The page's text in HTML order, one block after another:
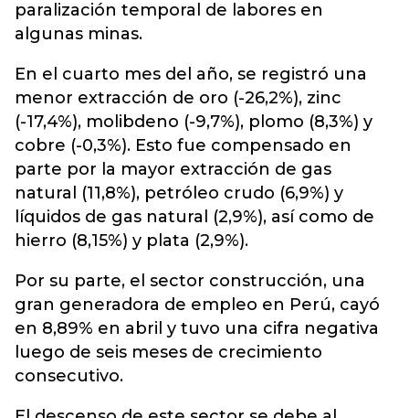
paralización temporal de labores en
algunas minas.
En el cuarto mes del año, se registró una
menor extracción de oro (-26,2%), zinc
(-17,4%), molibdeno (-9,7%), plomo (8,3%) y
cobre (-0,3%). Esto fue compensado en
parte por la mayor extracción de gas
natural (11,8%), petróleo crudo (6,9%) y
líquidos de gas natural (2,9%), así como de
hierro (8,15%) y plata (2,9%).
Por su parte, el sector construcción, una
gran generadora de empleo en Perú, cayó
en 8,89% en abril y tuvo una cifra negativa
luego de seis meses de crecimiento
consecutivo.